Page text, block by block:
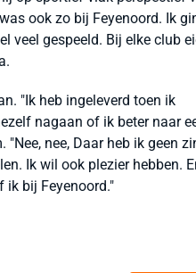
ook zo bij Feyenoord. Ik
veel gespeeld. Bij elke club
"Ik heb ingeleverd toen ik
nagaan of ik beter naar
nee, Daar heb ik geen
Ik wil ook plezier hebben.
ik bij Feyenoord."